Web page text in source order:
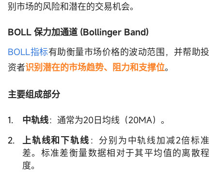
别市场的风险和潜在的交易机会。
BOLL 保力加通道 (Bollinger Band)
BOLL指标有助衡量市场价格的波动范围，并帮助投
资者识别潜在的市场趋势、阻力和支撑位。
主要组成部分
中轨线：通常为20日均线（20MA）。
上轨线和下轨线 ：分别为中轨线加减2倍标准
差。标准差衡量数据相对于其平均值的离散程
度。